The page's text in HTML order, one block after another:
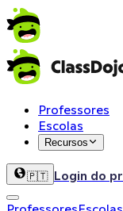
Professores
Escolas
Recursos
🇵🇹 Login do